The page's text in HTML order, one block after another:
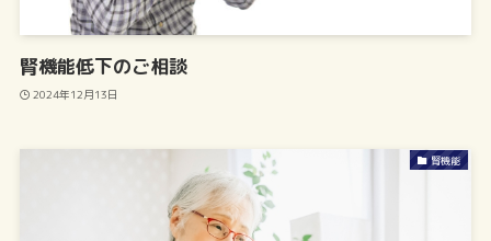
腎機能低下のご相談
2024年12月13日
腎機能